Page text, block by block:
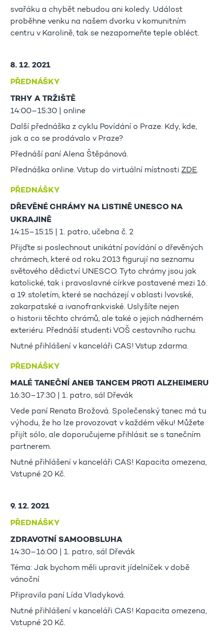
svařáku a chybět nebudou ani koledy. Událost
proběhne venku na našem dvorku v komunitním
centru v Karolině, tak se nezapomeňte teple obléct.
8. 12. 2021
PŘEDNÁŠKY
TRHY A TRŽIŠTĚ
14:00–15:30 | online
Další přednáška z cyklu Povídání o Praze. Kdy, kde,
jak a co se prodávalo v Praze?
Přednáší paní Alena Štěpánová.
Přednáška online. Vstup do virtuální místnosti ZDE.
PŘEDNÁŠKY
DŘEVĚNÉ CHRÁMY NA LISTINĚ UNESCO NA
UKRAJINĚ
14:15–15:15 | 1. patro, učebna č. 2
Přijďte si poslechnout unikátní povídání o dřevěných
chrámech, které od roku 2013 figurují na seznamu
světového dědictví UNESCO. Tyto chrámy jsou jak
katolické, tak i pravoslavné církve postavené mezi 16.
a 19. stoletím, které se nacházejí v oblasti lvovské,
zakarpatské a ivanofrankviské. Uslyšíte nejen
o historii těchto chrámů, ale také o jejich nádherném
exteriéru. Přednáší studenti VOŠ cestovního ruchu.
Nutné přihlášení v kanceláři CAS! Vstup zdarma.
PŘEDNÁŠKY
MALÉ TANEČNÍ ANEB TANCEM PROTI ALZHEIMERU
16:30–17:30 | 1. patro, sál Dřevák
Vede paní Renata Brožová. Společenský tanec má tu
výhodu, že ho lze provozovat v každém věku! Můžete
přijít sólo, ale doporučujeme přihlásit se s tanečním
partnerem.
Nutné přihlášení v kanceláři CAS! Kapacita omezena,
Vstupné 20 Kč.
9. 12. 2021
PŘEDNÁŠKY
ZDRAVOTNÍ SAMOOBSLUHA
14:30–16:00 | 1. patro, sál Dřevák
Téma: Jak bychom měli upravit jídelníček v době
vánoční
Připravila paní Lída Vladyková.
Nutné přihlášení v kanceláři CAS! Kapacita omezena,
Vstupné 20 Kč.